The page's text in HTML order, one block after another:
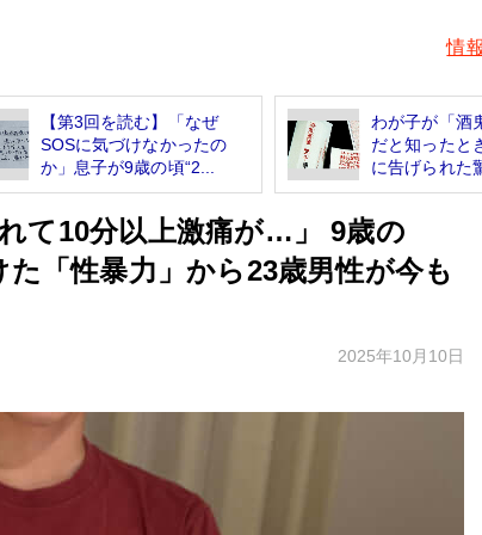
情
【第3回を読む】「なぜ
SOSに気づけなかったの
か」息子が9歳の頃“2...
わが子が「酒
だと知った
に告げられた
て10分以上激痛が…」 9歳の
「性暴力」から23歳男性が今も
2025年10月10日